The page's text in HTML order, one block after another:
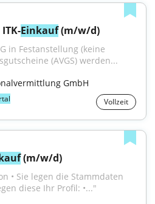
Einkauf (m/w/d)
in Festanstellung (keine
(AVGS) werden...
GmbH
Vollzeit
(m/w/d)
• Sie legen die Stammdaten
diese Ihr Profil: •..."